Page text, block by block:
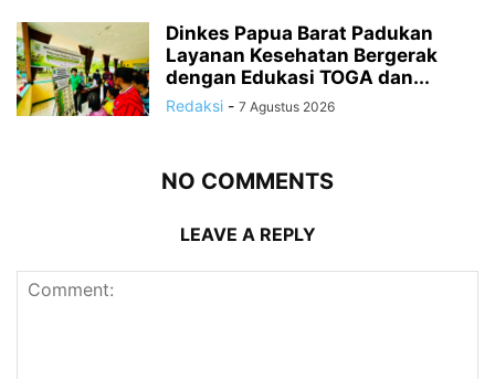
Dinkes Papua Barat Padukan
Layanan Kesehatan Bergerak
dengan Edukasi TOGA dan...
Redaksi - 7 Agustus 2026
NO COMMENTS
LEAVE A REPLY